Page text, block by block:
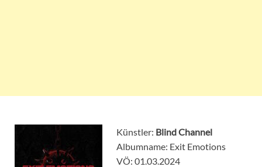
Künstler: Blind Channel
Albumname: Exit Emotions
VÖ: 01.03.2024